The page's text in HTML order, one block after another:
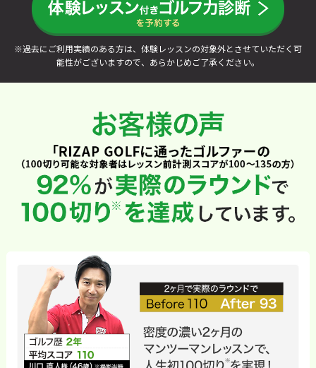
※過去にご利用実績のある方は、体験レッスンの対象外とさせていただく可
能性がございますので、あらかじめご了承ください。